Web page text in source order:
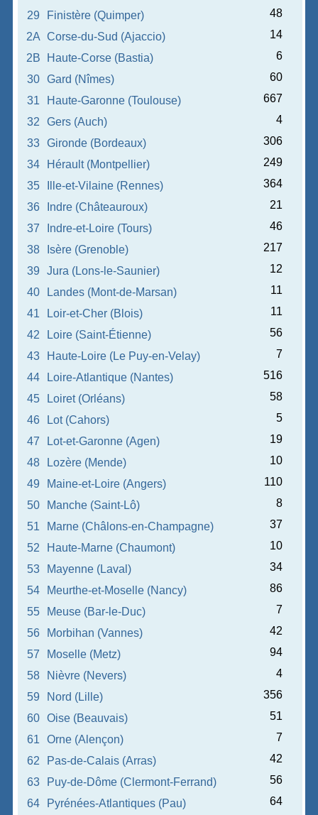
29 Finistère (Quimper)
48
2A Corse-du-Sud (Ajaccio)
14
2B
Haute-Corse (Bastia)
6
30
Gard (Nîmes)
60
31
Haute-Garonne (Toulouse)
667
32
Gers (Auch)
4
33
Gironde (Bordeaux)
306
34
Hérault (Montpellier)
249
35
Ille-et-Vilaine (Rennes)
364
36
Indre (Châteauroux)
21
37
Indre-et-Loire (Tours)
46
38
Isère (Grenoble)
217
39
Jura (Lons-le-Saunier)
12
40
Landes (Mont-de-Marsan)
11
41
Loir-et-Cher (Blois)
11
42
Loire (Saint-Étienne)
56
43
Haute-Loire (Le Puy-en-Velay)
7
44
Loire-Atlantique (Nantes)
516
45
Loiret (Orléans)
58
46
Lot (Cahors)
5
47
Lot-et-Garonne (Agen)
19
48
Lozère (Mende)
10
49
Maine-et-Loire (Angers)
110
50
Manche (Saint-Lô)
8
51
Marne (Châlons-en-Champagne)
37
52
Haute-Marne (Chaumont)
10
53
Mayenne (Laval)
34
54
Meurthe-et-Moselle (Nancy)
86
55
Meuse (Bar-le-Duc)
7
56
Morbihan (Vannes)
42
57
Moselle (Metz)
94
58
Nièvre (Nevers)
4
59
Nord (Lille)
356
60
Oise (Beauvais)
51
61
Orne (Alençon)
7
62
Pas-de-Calais (Arras)
42
63
Puy-de-Dôme (Clermont-Ferrand)
56
64
Pyrénées-Atlantiques (Pau)
64